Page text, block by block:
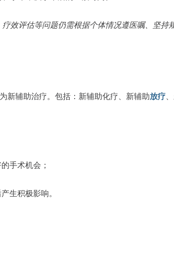
效评估等问题仍需根据个体情况遵医嘱、坚持
新辅助治疗。包括：新辅助化疗、新辅助放疗
手术机会；
生积极影响。